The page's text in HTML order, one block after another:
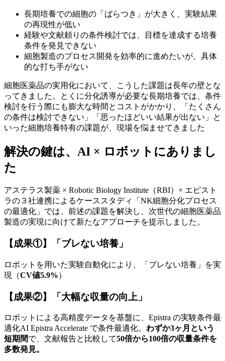
長期培養での細胞の 「ばらつき」が大きく、 実験結果
の再現性が低い
経験や文献頼りの条件検討では、 目標を達成する培養
条件を発見できない
細胞製造のプロセス開発を効率的に進めたいが、 具体
的な打ち手がない
細胞医薬品の実用化において、 こうした課題は長年の壁と な
ってきました。
とくに分化誘導が必要な長期培養では、 条件
検討を行う際にも膨大な時間と コストがかかり、
「たくさん
の条件は検討できない」 「思ったほどいい結果が出ない」と
いった細胞培養特有の課題が、 現場を悩ませてきました
解決の鍵は、 AI × ロボットにありまし
た
アステラス製薬 × Robotic Biology Institute （RBI） × エピスト
ラの ３社連携によるケーススタディ
「NK細胞分化プロセス
の最適化」では、 前述の課題を解決し、 次世代の細胞医薬品
製造の実現に向けて新たなアプローチを提示しました。
【成果①】 「ブレない培養」
ロボットを用いた実験自動化に より、 「ブレない培養」を実
現
（CV値5.9%）
【成果②】 「大幅な収量の向上」
ロボットに よる高精度データを基盤に、 Epistra の実験条件最
適化AI Epistra Accelerate で条件最適化。 わずか3ヶ月という
短期間で、 文献報告と 比較して50倍から100倍の収量条件を
多数発見。